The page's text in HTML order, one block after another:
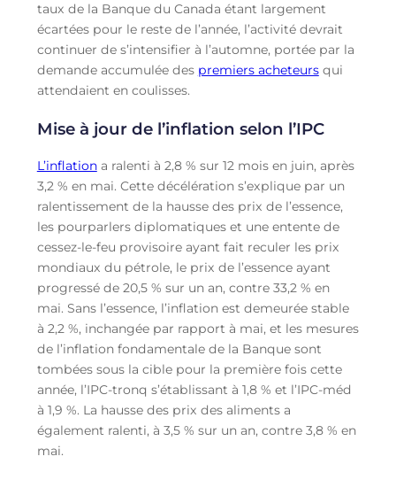
taux de la Banque du Canada étant largement
écartées pour le reste de l’année, l’activité devrait
continuer de s’intensifier à l’automne, portée par la
demande accumulée des premiers acheteursqui
attendaient en coulisses.
Mise à jour de l’inflation selon l’IPC
L’inflationa ralenti à 2,8 % sur 12 mois en juin, après
3,2 % en mai. Cette décélération s’explique par un
ralentissement de la hausse des prix de l’essence,
les pourparlers diplomatiques et une entente de
cessez-le-feu provisoire ayant fait reculer les prix
mondiaux du pétrole, le prix de l’essence ayant
progressé de 20,5 % sur un an, contre 33,2 % en
mai. Sans l’essence, l’inflation est demeurée stable
à 2,2 %, inchangée par rapport à mai, et les mesures
de l’inflation fondamentale de la Banque sont
tombées sous la cible pour la première fois cette
année, l’IPC-tronq s’établissant à 1,8 % et l’IPC-méd
à 1,9 %. La hausse des prix des aliments a
également ralenti, à 3,5 % sur un an, contre 3,8 % en
mai.